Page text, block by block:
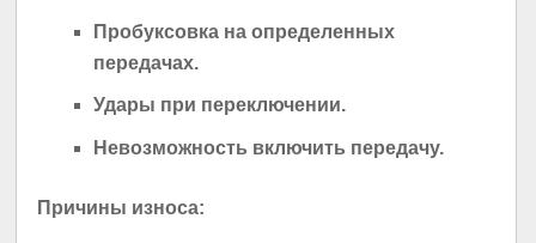
Пробуксовка на определенных
передачах.
Удары при переключении.
Невозможность включить передачу.
Причины износа: